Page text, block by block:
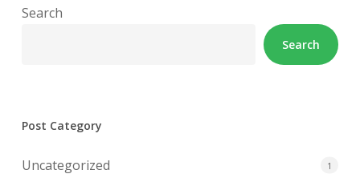
Search
Search
Post Category
Uncategorized 1